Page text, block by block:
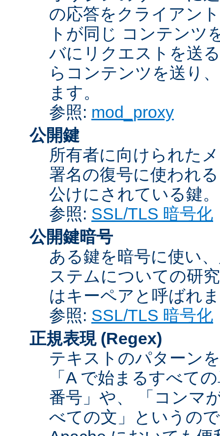
の応答をクライアン
トが同じ コンテンツ
バにリクエストを送
らコンテンツを送り
ます。
参照: mod_proxy
公開鍵
所有者に向けられた
署名の復号に使われ
公けにされている鍵。
参照: SSL/TLS 暗号化
公開鍵暗号
ある鍵を暗号に使い
ステムについての研
はキーペアと呼ばれ
参照: SSL/TLS 暗号化
正規表現 (Regex)
テキストのパターン
「A で始まるすべて
番号」や、 「コンマ
べての文」というの